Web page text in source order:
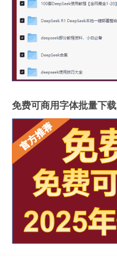
免费可商用字体批量下载